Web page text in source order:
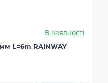
В наявності
L=6m RAINWAY